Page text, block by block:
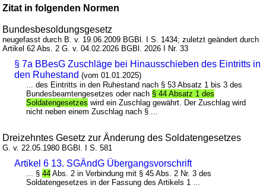
Zitat in folgenden Normen
Bundesbesoldungsgesetz
neugefasst durch B. v. 19.06.2009 BGBl. I S. 1434; zuletzt geändert durch
Artikel 62 Abs. 2 G. v. 04.02.2026 BGBl. 2026 I Nr. 33
§ 7a BBesG Zuschläge bei Hinausschieben des Eintritts in
den Ruhestand (vom 01.01.2025)
... des Eintritts in den Ruhestand nach § 53 Absatz 1 bis 3 des
Bundesbeamtengesetzes oder nach § 44 Absatz 1 des
Soldatengesetzes wird ein Zuschlag gewährt. Der Zuschlag wird
nicht neben einem Zuschlag nach § ...
Dreizehntes Gesetz zur Änderung des Soldatengesetzes
G. v. 22.05.1980 BGBl. I S. 581
Artikel 6 13. SGÄndG Übergangsvorschrift
... §44 Abs. 2 in Verbindung mit § 45 Abs. 2 Nr. 3 des
Soldatengesetzes in der Fassung des Artikels 1 ...